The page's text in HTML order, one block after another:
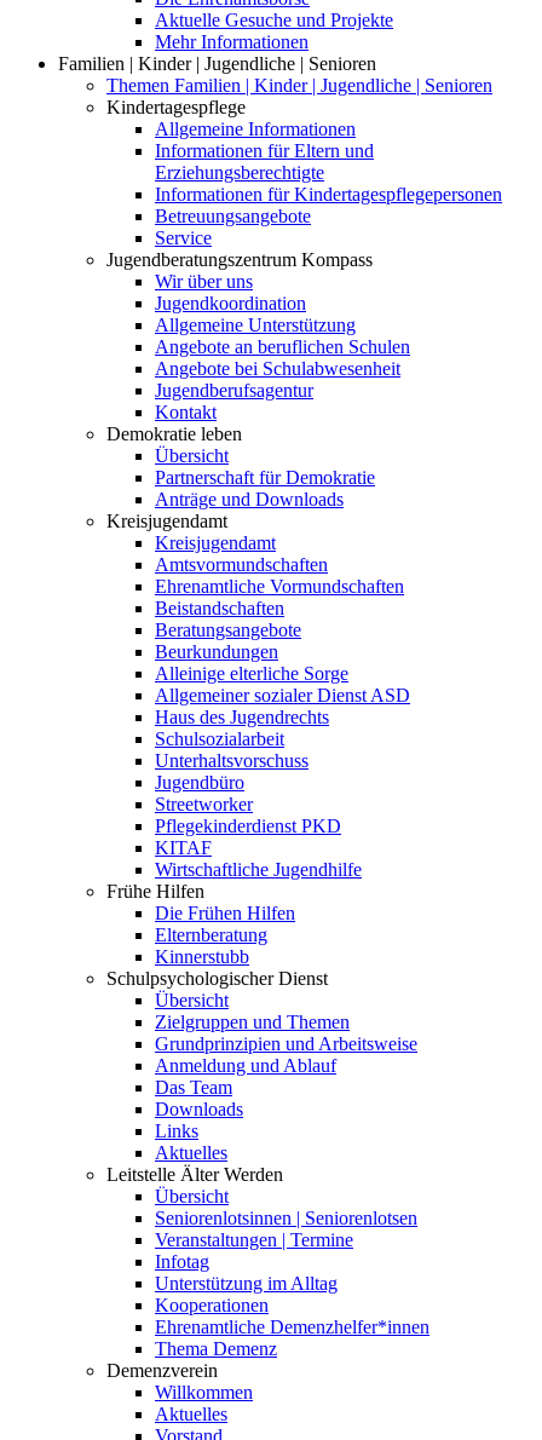
Aktuelle Gesuche und Projekte
Mehr Informationen
Familien | Kinder | Jugendliche | Senioren
Themen Familien | Kinder | Jugendliche | Senioren
Kindertagespflege
Allgemeine Informationen
Informationen für Eltern und
Erziehungsberechtigte
Informationen für Kindertagespflegepersonen
Betreuungsangebote
Service
Jugendberatungszentrum Kompass
Wir über uns
Jugendkoordination
Allgemeine Unterstützung
Angebote an beruflichen Schulen
Angebote bei Schulabwesenheit
Jugendberufsagentur
Kontakt
Demokratie leben
Übersicht
Partnerschaft für Demokratie
Anträge und Downloads
Kreisjugendamt
Kreisjugendamt
Amtsvormundschaften
Ehrenamtliche Vormundschaften
Beistandschaften
Beratungsangebote
Beurkundungen
Alleinige elterliche Sorge
Allgemeiner sozialer Dienst ASD
Haus des Jugendrechts
Schulsozialarbeit
Unterhaltsvorschuss
Jugendbüro
Streetworker
Pflegekinderdienst PKD
KITAF
Wirtschaftliche Jugendhilfe
Frühe Hilfen
Die Frühen Hilfen
Elternberatung
Kinnerstubb
Schulpsychologischer Dienst
Übersicht
Zielgruppen und Themen
Grundprinzipien und Arbeitsweise
Anmeldung und Ablauf
Das Team
Downloads
Links
Aktuelles
Leitstelle Älter Werden
Übersicht
Seniorenlotsinnen | Seniorenlotsen
Veranstaltungen | Termine
Infotag
Unterstützung im Alltag
Kooperationen
Ehrenamtliche Demenzhelfer*innen
Thema Demenz
Demenzverein
Willkommen
Aktuelles
Vorstand